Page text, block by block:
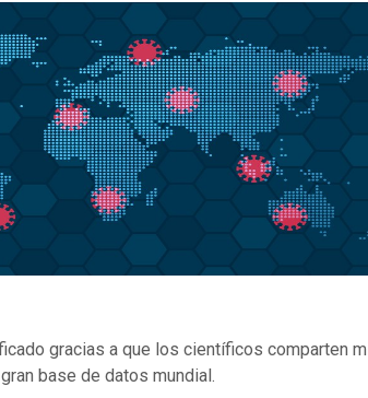
gracias a que los científicos comparten
base de datos mundial.